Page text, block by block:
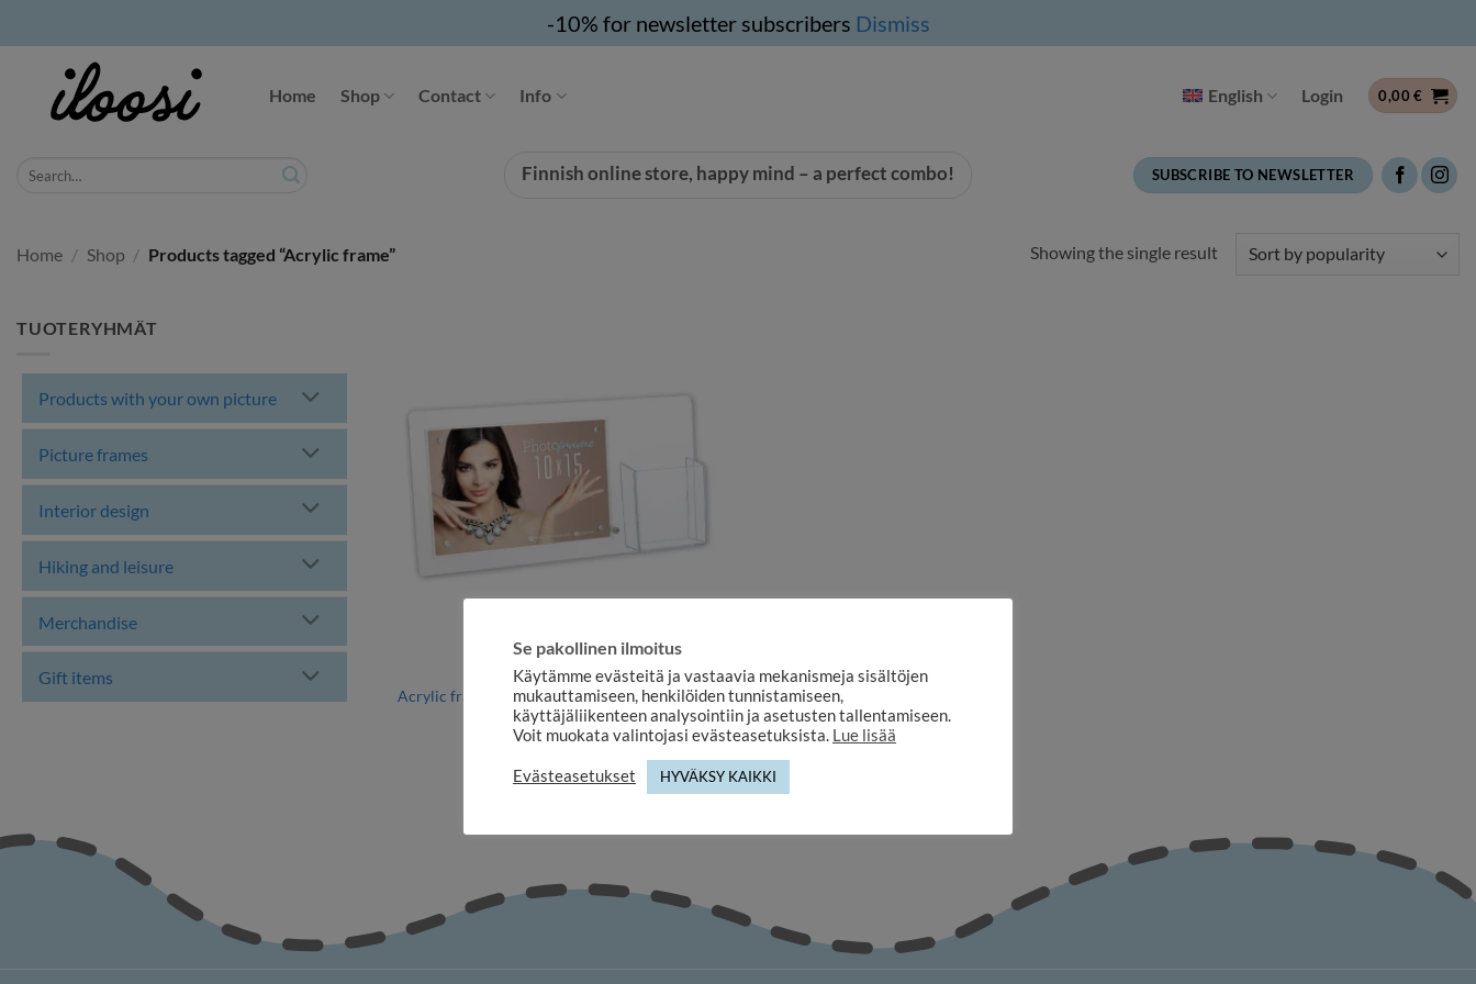
-10% for newsletter subscribers Dismiss
content
Home Shop Contact Info English Login 0,00€
Finnish online store, happy mind – a perfect combo! SUBSCRIBE TO NEWSLETTER
Home / Shop / Products tagged “Acrylic frame” Showing the single result
TUOTERYHMÄT
Products with your own picture
Picture frames
Interior design
Hiking and leisure
Merchandise
Gift items ACRYLIC FRAMES
Acrylic frame 10×15 with business card pocket
– table model
23,70€
Se pakollinen ilmoitus
Käytämme evästeitä ja vastaavia mekanismeja sisältöjen
mukauttamiseen, henkilöiden tunnistamiseen,
käyttäjäliikenteen analysointiin ja asetusten tallentamiseen.
Voit muokata valintojasi evästeasetuksista. Lue lisää
Evästeasetukset HYVÄKSY KAIKKI